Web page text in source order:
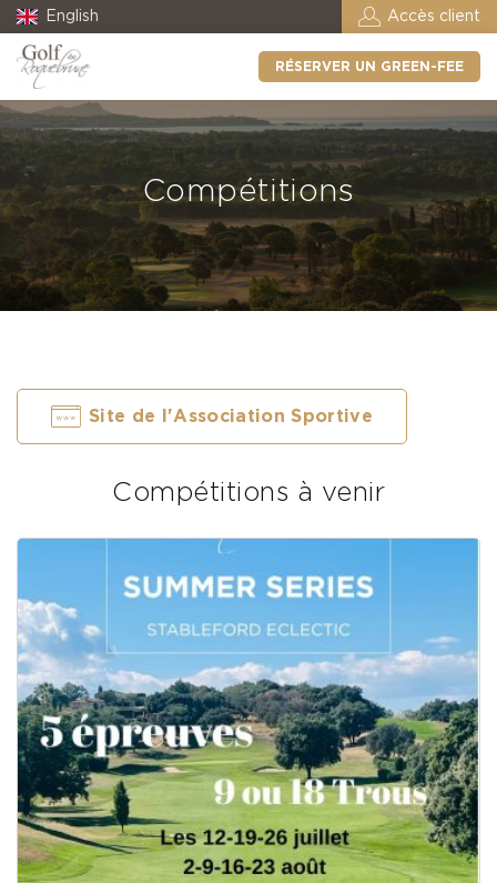
English Accès client
RÉSERVER UN GREEN-FEE
Compétitions
Site de l'Association Sportive
Compétitions à venir